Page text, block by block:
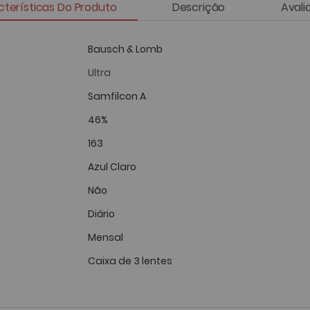
Do Produto Descrição
Bausch & Lomb
Ultra
Samfilcon A
46%
163
Azul Claro
Não
Diário
Mensal
Caixa de 3 lentes